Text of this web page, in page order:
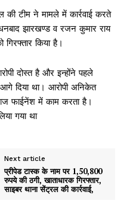
की टीम ने मामले में कार्रवाई करते
झारखण्ड व रजन कुमार राय
किया है।
दोस्त है और इन्होंने पहले
दिया था। आरोपी अनिकेत
फाईनेंश में काम करता है।
गया था
Next article
प्रीपेड टास्क के नाम पर 1,50,800
रुपये की ठगी, खाताधारक गिरफ्तार,
साइबर थाना सेंट्रल की कार्रवाई,